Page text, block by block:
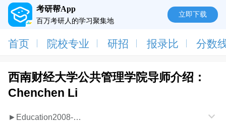
考研帮App
百万考研人的学习聚集地
立即下载
首页 院校专业 研招 报录比 分数
西南财经大学公共管理学院导师介绍：
Chenchen Li
►Education2008-